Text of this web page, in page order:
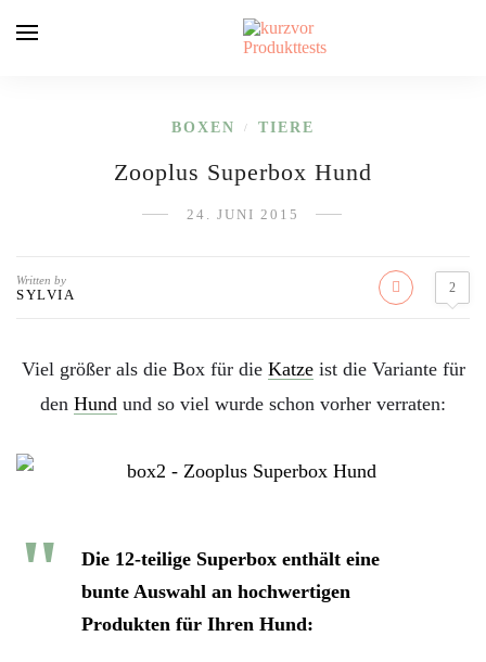
BOXEN / TIERE
Zooplus Superbox Hund
24. JUNI 2015
Written by
SYLVIA 2
Viel größer als die Box für die Katzeist die Variante für
den Hund und so viel wurde schon vorher verraten:
Die 12-teilige Superbox enthält eine
bunte Auswahl an hochwertigen
Produkten für Ihren Hund: